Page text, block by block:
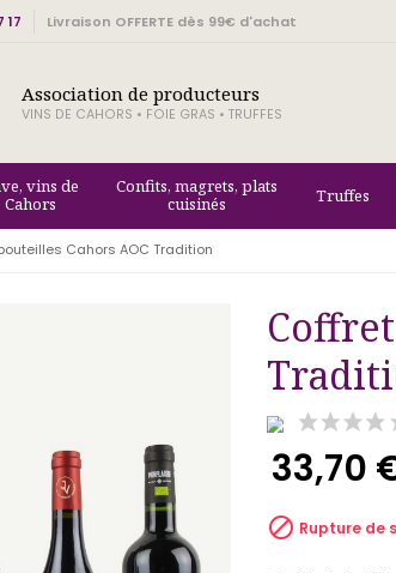
17 Livraison OFFERTE dès 99€ d'achat
Association de producteurs
VINS DE CAHORS • FOIE GRAS • TRUFFES
vins de
Cahors
Confits, magrets, plats
cuisinés
Truffes
Cahors AOC Tradition
33,70
 Rupture de